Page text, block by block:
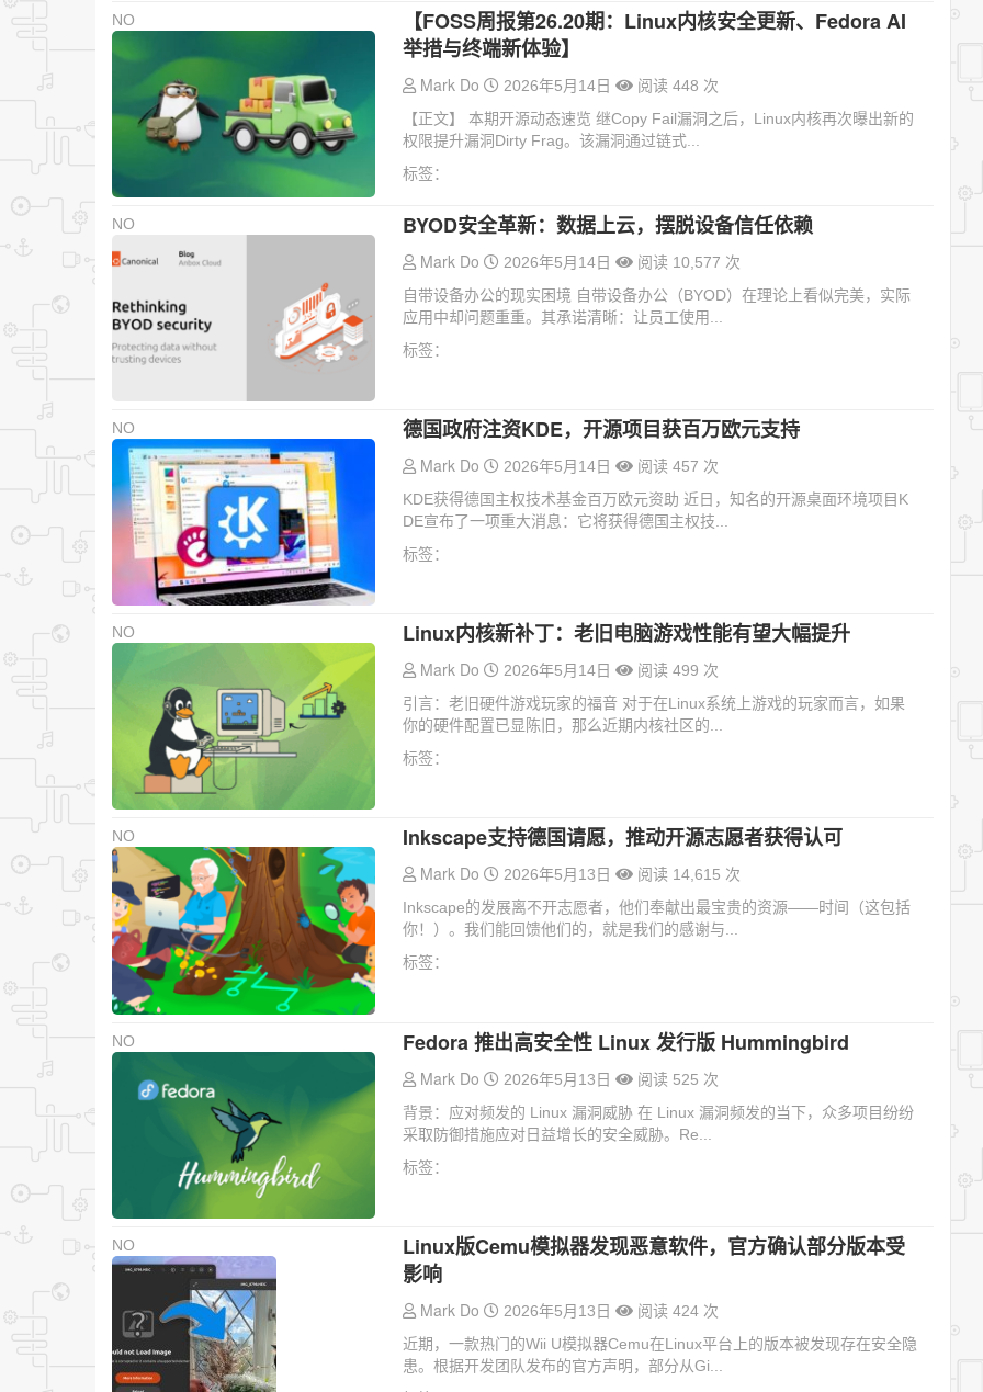
NO
【FOSS周报第26.20期：Linux内核安全更新、Fedora AI
举措与终端新体验】
Mark Do 2026年5月14日
阅读 448 次
【正文】 本期开源动态速览 继Copy Fail漏洞之后，Linux内核再次曝出新的
权限提升漏洞Dirty Frag。该漏洞通过链式...
标签：
NO BYOD安全革新：数据上云，摆脱设备信任依赖
Mark Do 2026年5月14日
阅读 10,577 次
自带设备办公的现实困境 自带设备办公（BYOD）在理论上看似完美，实际
应用中却问题重重。其承诺清晰：让员工使用...
标签：
NO 德国政府注资KDE，开源项目获百万欧元支持
Mark Do 2026年5月14日
阅读 457 次
KDE获得德国主权技术基金百万欧元资助 近日，知名的开源桌面环境项目K
DE宣布了一项重大消息：它将获得德国主权技...
标签：
NO Linux内核新补丁：老旧电脑游戏性能有望大幅提升
Mark Do 2026年5月14日
阅读 499 次
引言：老旧硬件游戏玩家的福音 对于在Linux系统上游戏的玩家而言，如果
你的硬件配置已显陈旧，那么近期内核社区的...
标签：
NO Inkscape支持德国请愿，推动开源志愿者获得认可
Mark Do 2026年5月13日
阅读 14,615 次
Inkscape的发展离不开志愿者，他们奉献出最宝贵的资源——时间（这包括
你！）。我们能回馈他们的，就是我们的感谢与...
标签：
NO Fedora 推出高安全性 Linux 发行版 Hummingbird
Mark Do 2026年5月13日
阅读 525 次
背景：应对频发的 Linux 漏洞威胁 在 Linux 漏洞频发的当下，众多项目纷纷
采取防御措施应对日益增长的安全威胁。Re...
标签：
NO
Linux版Cemu模拟器发现恶意软件，官方确认部分版本受
影响
Mark Do 2026年5月13日
阅读 424 次
近期，一款热门的Wii U模拟器Cemu在Linux平台上的版本被发现存在安全隐
患。根据开发团队发布的官方声明，部分从Gi...